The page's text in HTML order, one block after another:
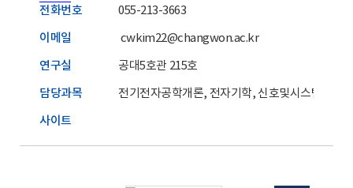
전화번호 055-213-3663
이메일 cwkim22@changwon.ac.kr
연구실 공대5호관 215호
담당과목 전기전자공학개론, 전자기학, 신호및시스템
사이트